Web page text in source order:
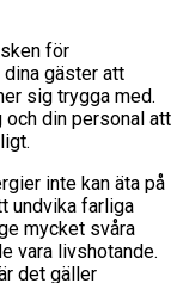
för
gäster att
sig trygga med.
din personal att
inte kan äta på
undvika farliga
mycket svåra
vara livshotande.
det gäller